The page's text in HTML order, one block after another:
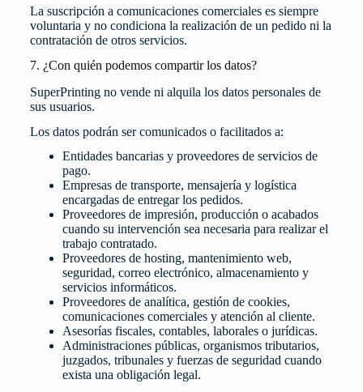
La suscripción a comunicaciones comerciales es siempre
voluntaria y no condiciona la realización de un pedido ni la
contratación de otros servicios.
7. ¿Con quién podemos compartir los datos?
SuperPrinting no vende ni alquila los datos personales de
sus usuarios.
Los datos podrán ser comunicados o facilitados a:
Entidades bancarias y proveedores de servicios de
pago.
Empresas de transporte, mensajería y logística
encargadas de entregar los pedidos.
Proveedores de impresión, producción o acabados
cuando su intervención sea necesaria para realizar el
trabajo contratado.
Proveedores de hosting, mantenimiento web,
seguridad, correo electrónico, almacenamiento y
servicios informáticos.
Proveedores de analítica, gestión de cookies,
comunicaciones comerciales y atención al cliente.
Asesorías fiscales, contables, laborales o jurídicas.
Administraciones públicas, organismos tributarios,
juzgados, tribunales y fuerzas de seguridad cuando
exista una obligación legal.